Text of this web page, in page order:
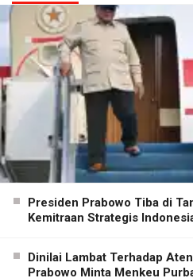
Presiden Prabowo Tiba di
Kemitraan Strategis
Dinilai Lambat Terhadap
Prabowo Minta Menkeu